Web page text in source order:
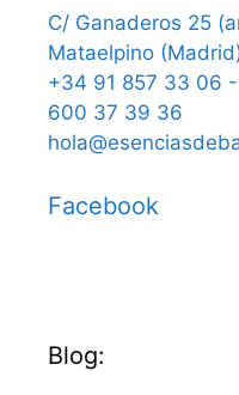
C/ Ganaderos 25
Mataelpino
+34 91 857 33 06
600 37 39 36
Facebook
Blog: